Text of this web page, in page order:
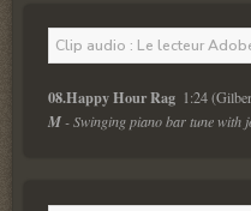
Clip audio : Le lecteur
08.Happy Hour Rag 1:24
M - Swinging piano bar tune with